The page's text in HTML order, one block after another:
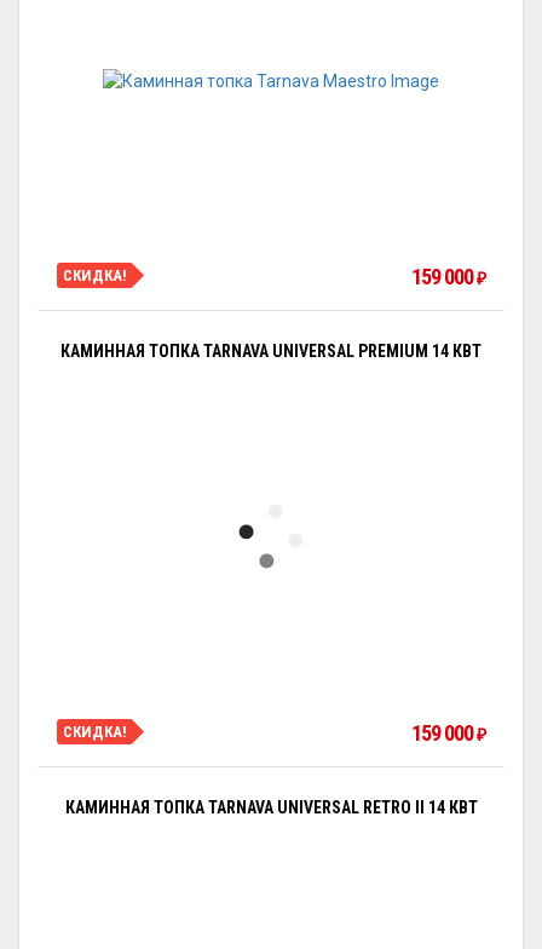
СКИДКА! 159 000₽
КАМИННАЯ ТОПКА TARNAVA UNIVERSAL PREMIUM 14 КВТ
СКИДКА! 159 000₽
КАМИННАЯ ТОПКА TARNAVA UNIVERSAL RETRO II 14 КВТ